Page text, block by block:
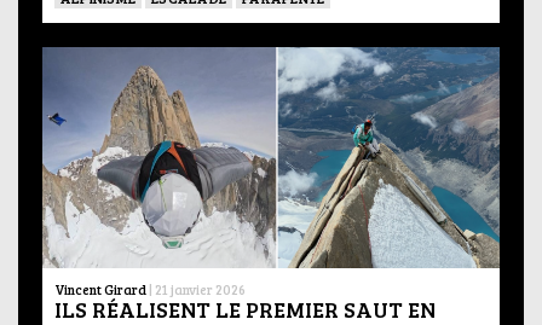
Vincent Girard | 21 janvier 2026
ILS RÉALISENT LE PREMIER SAUT EN